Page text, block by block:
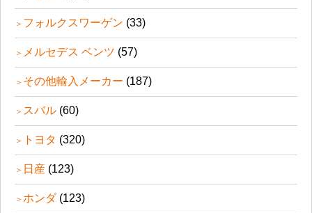
フォルクスワーゲン (33)
メルセデス ベンツ (57)
その他輸入メーカー (187)
スバル (60)
トヨタ (320)
日産 (123)
ホンダ(123)